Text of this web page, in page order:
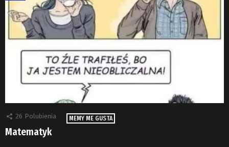
26 Polubienia MEMY ME GUSTA
Matematyk